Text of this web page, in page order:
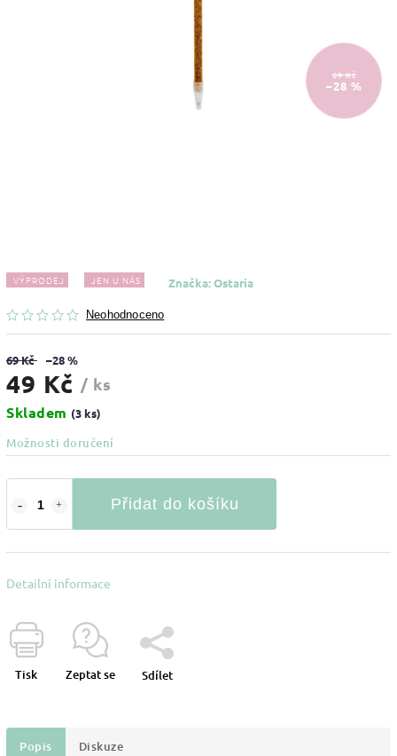
69 Kč
–28 %
VÝPRODEJ JEN U NÁS
Neohodnoceno
Značka:Ostaria
69 Kč –28 %
49 Kč / ks
Skladem (3 ks)
Možnosti doručení
Přidat do košíku
Detailní informace
Tisk Zeptat se Sdílet
Popis Diskuze